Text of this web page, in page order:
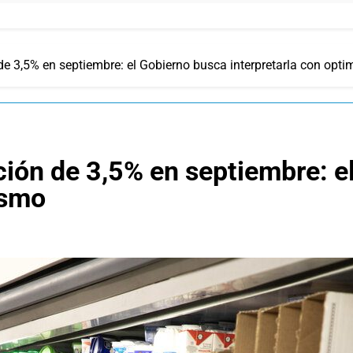
3,5% en septiembre: el Gobierno busca interpretarla con
de 3,5% en septiembre: